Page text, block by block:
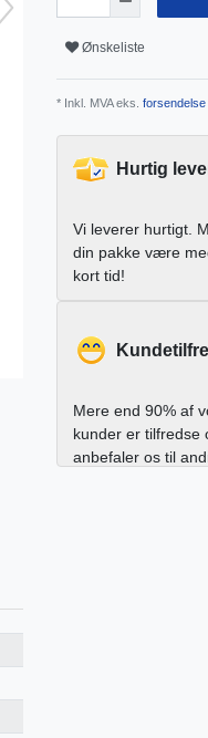
Ønskeliste
* Inkl. MVA eks. forsendelse
Hurtig
Vi leverer hurtigt.
din pakke være
kort tid!
Mere end 90% af
kunder er tilfredse
anbefaler os til